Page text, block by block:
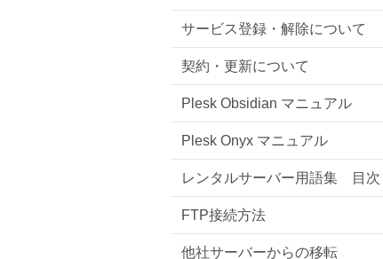
サービス登録・解除について
契約・更新について
Plesk Obsidian マニュアル
Plesk Onyx マニュアル
レンタルサーバー用語集 目次
FTP接続方法
他社サーバーからの移転